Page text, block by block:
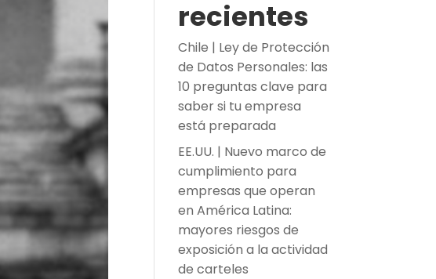
recientes
Chile | Ley de Protección
de Datos Personales: las
10 preguntas clave para
saber si tu empresa
está preparada
EE.UU. | Nuevo marco de
cumplimiento para
empresas que operan
en América Latina:
mayores riesgos de
exposición a la actividad
de carteles